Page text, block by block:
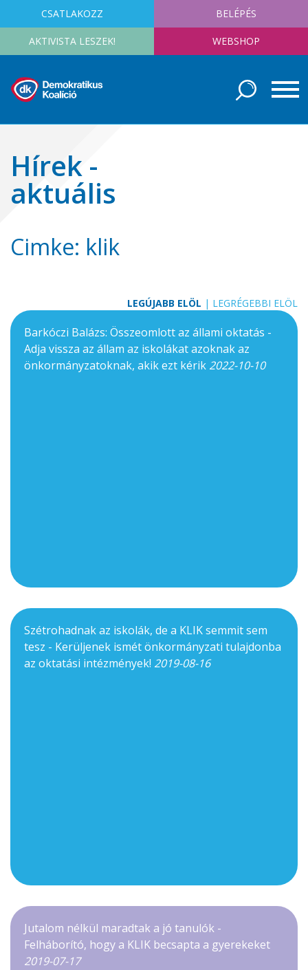
CSATLAKOZZ BELÉPÉS
AKTIVISTA LESZEK! WEBSHOP
Hírek -
aktuális
Cimke: klik
LEGÚJABB ELÖL | LEGRÉGEBBI ELÖL
Barkóczi Balázs: Összeomlott az állami oktatás -
Adja vissza az állam az iskolákat azoknak az
önkormányzatoknak, akik ezt kérik 2022-10-10
Szétrohadnak az iskolák, de a KLIK semmit sem
tesz - Kerüljenek ismét önkormányzati tulajdonba
az oktatási intézmények! 2019-08-16
Jutalom nélkül maradtak a jó tanulók -
Felháborító, hogy a KLIK becsapta a gyerekeket
2019-07-17